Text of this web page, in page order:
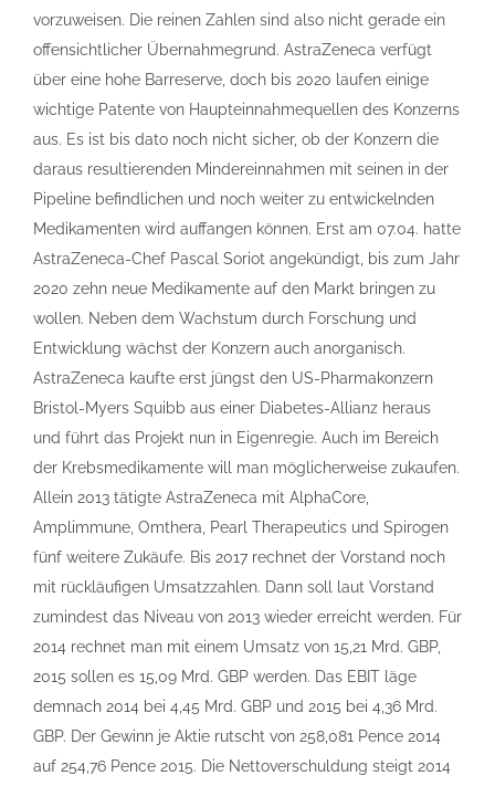
vorzuweisen. Die reinen Zahlen sind also nicht gerade ein
offensichtlicher Übernahmegrund. AstraZeneca verfügt
über eine hohe Barreserve, doch bis 2020 laufen einige
wichtige Patente von Haupteinnahmequellen des Konzerns
aus. Es ist bis dato noch nicht sicher, ob der Konzern die
daraus resultierenden Mindereinnahmen mit seinen in der
Pipeline befindlichen und noch weiter zu entwickelnden
Medikamenten wird auffangen können. Erst am 07.04. hatte
AstraZeneca-Chef Pascal Soriot angekündigt, bis zum Jahr
2020 zehn neue Medikamente auf den Markt bringen zu
wollen. Neben dem Wachstum durch Forschung und
Entwicklung wächst der Konzern auch anorganisch.
AstraZeneca kaufte erst jüngst den US-Pharmakonzern
Bristol-Myers Squibb aus einer Diabetes-Allianz heraus
und führt das Projekt nun in Eigenregie. Auch im Bereich
der Krebsmedikamente will man möglicherweise zukaufen.
Allein 2013 tätigte AstraZeneca mit AlphaCore,
Amplimmune, Omthera, Pearl Therapeutics und Spirogen
fünf weitere Zukäufe. Bis 2017 rechnet der Vorstand noch
mit rückläufigen Umsatzzahlen. Dann soll laut Vorstand
zumindest das Niveau von 2013 wieder erreicht werden. Für
2014 rechnet man mit einem Umsatz von 15,21 Mrd. GBP,
2015 sollen es 15,09 Mrd. GBP werden. Das EBIT läge
demnach 2014 bei 4,45 Mrd. GBP und 2015 bei 4,36 Mrd.
GBP. Der Gewinn je Aktie rutscht von 258,081 Pence 2014
auf 254,76 Pence 2015. Die Nettoverschuldung steigt 2014